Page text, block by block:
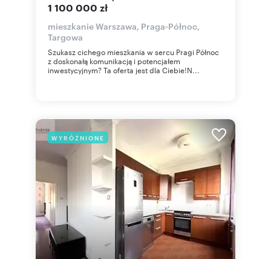
1 100 000 zł
mieszkanie Warszawa, Praga-Północ,
Targowa
Szukasz cichego mieszkania w sercu Pragi Północ
z doskonałą komunikacją i potencjałem
inwestycyjnym? Ta oferta jest dla Ciebie!N...
WYRÓŻNIONE